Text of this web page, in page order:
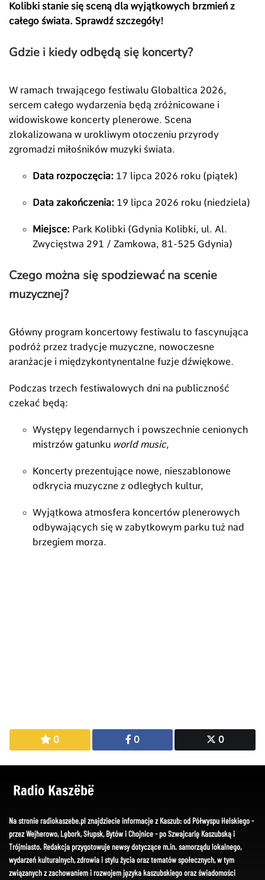
0 0 0
Kolibki stanie się sceną dla wyjątkowych brzmień z
całego świata. Sprawdź szczegóły!
Gdzie i kiedy odbędą się koncerty?
W ramach trwającego festiwalu Globaltica 2026,
sercem całego wydarzenia będą zróżnicowane i
widowiskowe koncerty plenerowe. Scena
zlokalizowana w urokliwym otoczeniu przyrody
zgromadzi miłośników muzyki świata.
Data rozpoczęcia: 17 lipca 2026 roku (piątek)
Data zakończenia: 19 lipca 2026 roku (niedziela)
Miejsce: Park Kolibki (Gdynia Kolibki, ul. Al.
Zwycięstwa 291 / Zamkowa, 81-525 Gdynia)
Czego można się spodziewać na scenie
muzycznej?
Główny program koncertowy festiwalu to fascynująca
podróż przez tradycje muzyczne, nowoczesne
aranżacje i międzykontynentalne fuzje dźwiękowe.
Podczas trzech festiwalowych dni na publiczność
czekać będą:
Występy legendarnych i powszechnie cenionych
mistrzów gatunku world music,
Koncerty prezentujące nowe, nieszablonowe
odkrycia muzyczne z odległych kultur,
Wyjątkowa atmosfera koncertów plenerowych
odbywających się w zabytkowym parku tuż nad
brzegiem morza.
Radio Kaszëbë
Na stronie radiokaszebe.pl znajdziecie informacje z Kaszub: od Półwyspu Helskiego -
przez Wejherowo, Lębork, Słupsk, Bytów i Chojnice - po Szwajcarię Kaszubską i
Trójmiasto. Redakcja przygotowuje newsy dotyczące m.in. samorządu lokalnego,
wydarzeń kulturalnych, zdrowia i stylu życia oraz tematów społecznych, w tym
związanych z zachowaniem i rozwojem języka kaszubskiego oraz świadomości